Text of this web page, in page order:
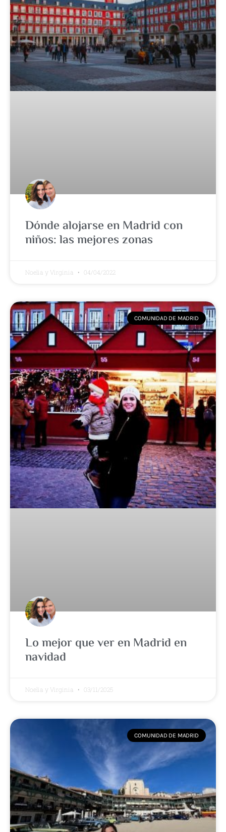
Dónde alojarse en Madrid con
niños: las mejores zonas
Noelia y Virginia 04/04/2022
COMUNIDAD DE MADRID
Lo mejor que ver en Madrid en
navidad
Noelia y Virginia 03/11/2025
COMUNIDAD DE MADRID